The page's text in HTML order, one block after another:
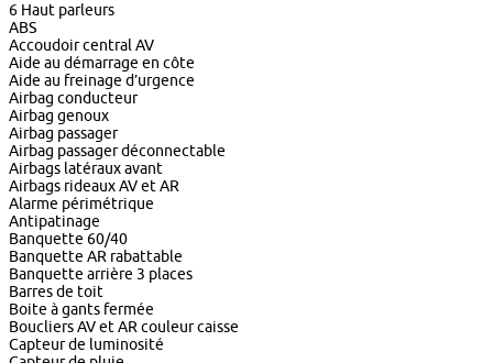
6 Haut parleurs
ABS
Accoudoir central AV
Aide au démarrage en côte
Aide au freinage d’urgence
Airbag conducteur
Airbag genoux
Airbag passager
Airbag passager déconnectable
Airbags latéraux avant
Airbags rideaux AV et AR
Alarme périmétrique
Antipatinage
Banquette 60/40
Banquette AR rabattable
Banquette arrière 3 places
Barres de toit
Boite à gants fermée
Boucliers AV et AR couleur caisse
Capteur de luminosité